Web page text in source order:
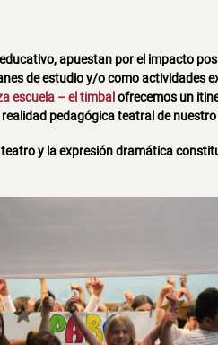
apuestan por el impacto
de estudio y/o como actividades
escuela – el timbal ofrecemos un
pedagógica teatral de
teatroy laexpresión dramática